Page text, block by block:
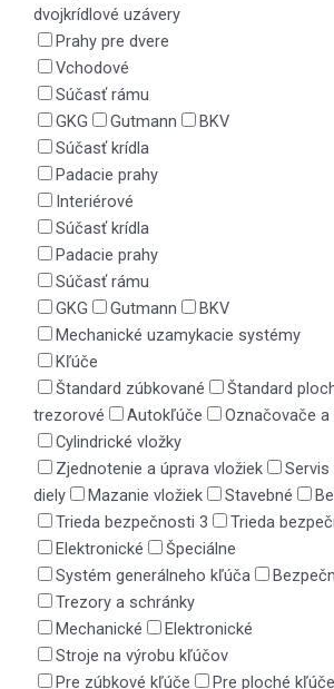
dvojkrídlové uzávery
Prahy pre dvere
Vchodové
Súčasť rámu
GKG
Gutmann
BKV
Súčasť krídla
Padacie prahy
Interiérové
Súčasť krídla
Padacie prahy
Súčasť rámu
GKG
Gutmann
BKV
Mechanické uzamykacie systémy
Kľúče
Štandard zúbkované
Štandard
trezorové
Autokľúče
Označovače
Cylindrické vložky
Zjednotenie a úprava vložiek
Servis
diely
Mazanie vložiek Stavebné
Trieda bezpečnosti 3
Trieda
Elektronické
Špeciálne
Systém generálneho kľúča
Trezory a schránky
Mechanické
Elektronické
Stroje na výrobu kľúčov
Pre zúbkové kľúče
Pre ploché